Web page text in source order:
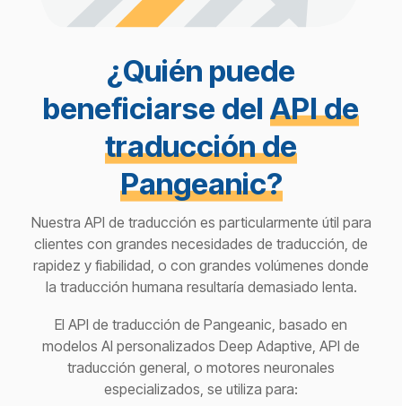
¿Quién puede
beneficiarse del API de
traducción de
Pangeanic?
Nuestra API de traducción es particularmente útil para
clientes con grandes necesidades de traducción, de
rapidez y fiabilidad, o con grandes volúmenes donde
la traducción humana resultaría demasiado lenta.
El API de traducción de Pangeanic, basado en
modelos AI personalizados Deep Adaptive, API de
traducción general, o motores neuronales
especializados, se utiliza para: